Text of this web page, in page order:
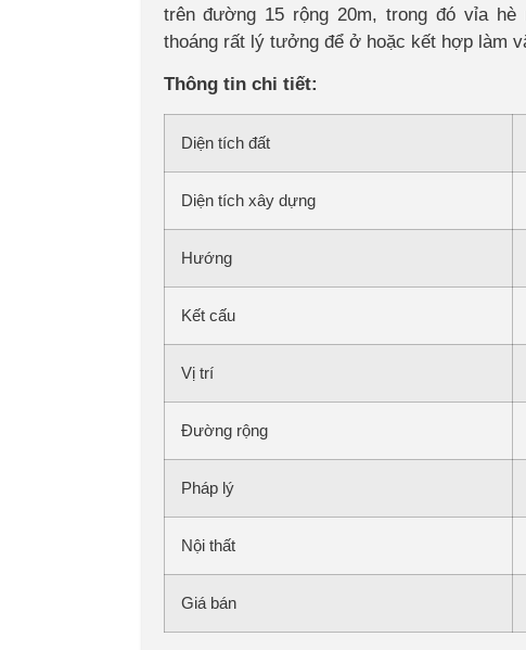
trên đường 15 rộng 20m, trong đó vỉa
thoáng rất lý tưởng để ở hoặc kết hợp làm
Thông tin chi tiết:
Diện tích đất
Diện tích xây dựng
Hướng
Kết cấu
Vị trí
Đường rộng
Pháp lý
Nội thất
Giá bán